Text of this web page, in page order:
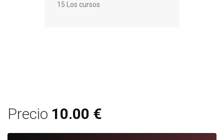
15 Los cursos
Precio 10.00 €